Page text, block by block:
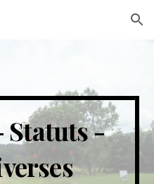
Skip to navigation
Statuts -